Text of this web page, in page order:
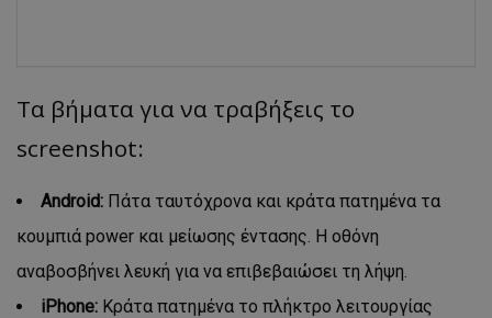
Τα βήματα για να τραβήξεις το
screenshot:
Android: Πάτα ταυτόχρονα και κράτα πατημένα τα
κουμπιά power και μείωσης έντασης. Η οθόνη
αναβοσβήνει λευκή για να επιβεβαιώσει τη λήψη.
iPhone: Κράτα πατημένα το πλήκτρο λειτουργίας